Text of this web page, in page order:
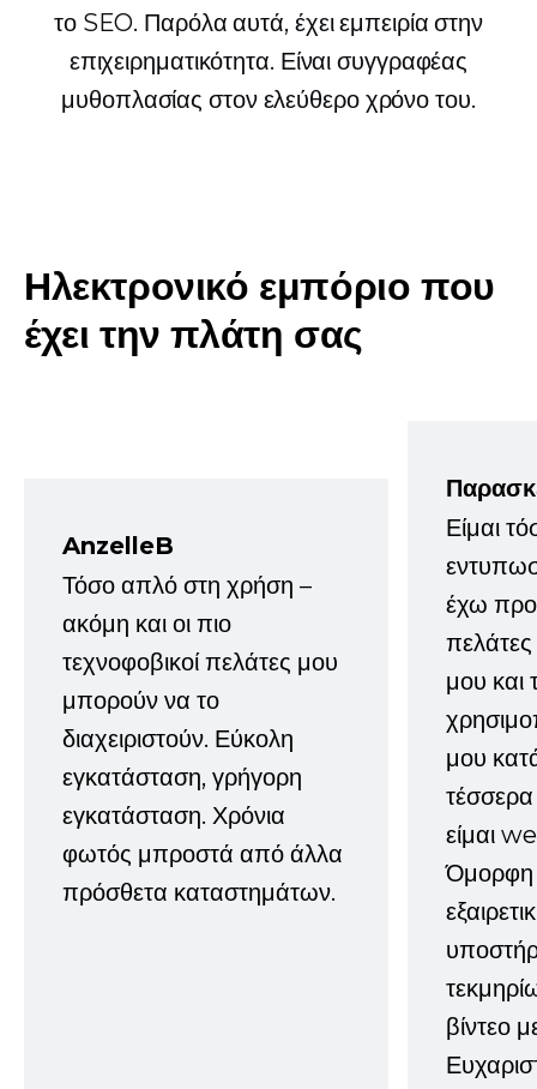
το SEO. Παρόλα αυτά, έχει εμπειρία στην
επιχειρηματικότητα. Είναι συγγραφέας
μυθοπλασίας στον ελεύθερο χρόνο του.
Ηλεκτρονικό εμπόριο που
έχει την πλάτη σας
AnzelleB
Τόσο απλό στη χρήση –
ακόμη και οι πιο
τεχνοφοβικοί πελάτες μου
μπορούν να το
διαχειριστούν. Εύκολη
εγκατάσταση, γρήγορη
εγκατάσταση. Χρόνια
φωτός μπροστά από άλλα
πρόσθετα καταστημάτων.
Είμαι
έχω
μου και
μου
είμαι
Όμορφη
βίντεο